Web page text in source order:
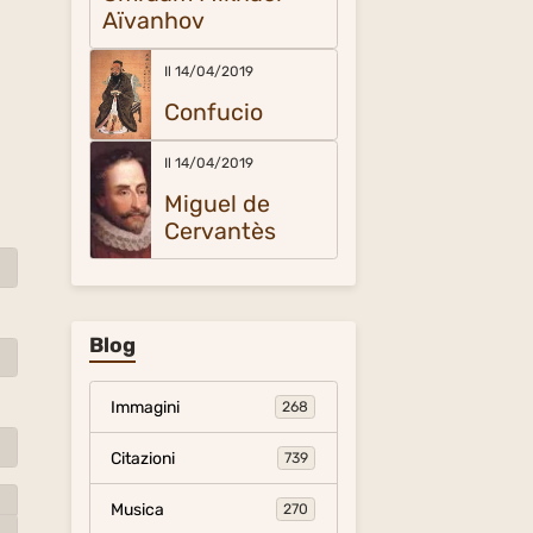
Aïvanhov
Il 14/04/2019
Confucio
Il 14/04/2019
Miguel de
Cervantès
Blog
Immagini 268
Citazioni 739
Musica 270